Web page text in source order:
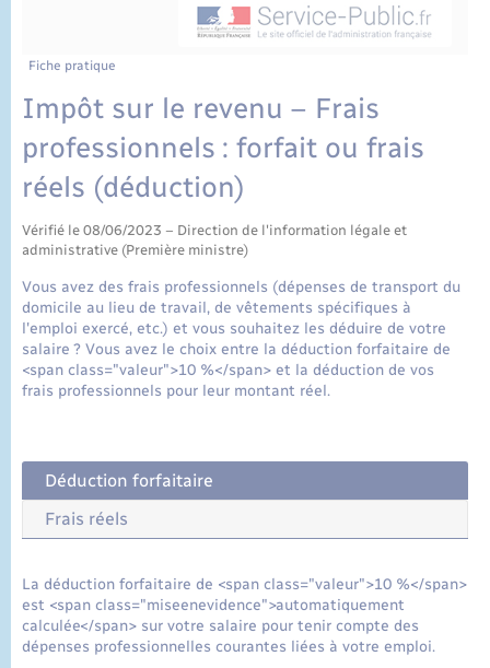
Fiche pratique
Impôt sur le revenu – Frais
professionnels : forfait ou frais
réels (déduction)
Vérifié le 08/06/2023 – Direction de l'information légale et
administrative (Première ministre)
Vous avez des frais professionnels (dépenses de transport du
domicile au lieu de travail, de vêtements spécifiques à
l'emploi exercé, etc.) et vous souhaitez les déduire de votre
salaire ? Vous avez le choix entre la déduction forfaitaire de
<span class="valeur">10 %</span> et la déduction de vos
frais professionnels pour leur montant réel.
Déduction forfaitaire
Frais réels
La déduction forfaitaire de <span class="valeur">10 %</span>
est <span class="miseenevidence">automatiquement
calculée</span> sur votre salaire pour tenir compte des
dépenses professionnelles courantes liées à votre emploi.